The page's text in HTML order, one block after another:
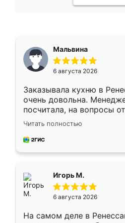
Мальвина
6 августа 2026
Заказывала кухню в
очень довольна.
посчитала, на вопросы
Замерщик приехал в
делу со всей
за день, ребята работали
Читать полностью
Игорь М.
6 августа 2026
На самом деле в